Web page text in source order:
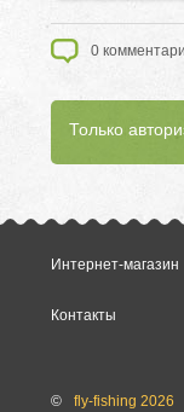
0
Только
Интернет-магазин
Контакты
©
fly-fishing 2026